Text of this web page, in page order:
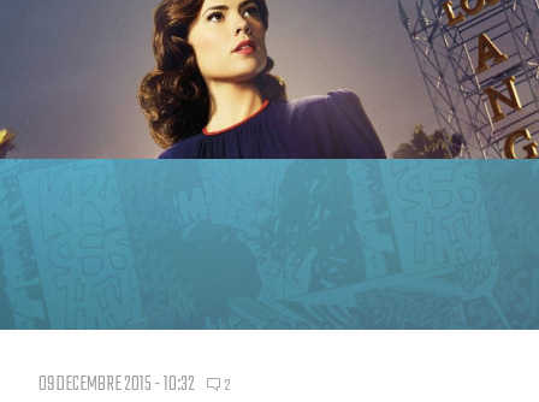
09 DECEMBRE 2015 - 10:32 2